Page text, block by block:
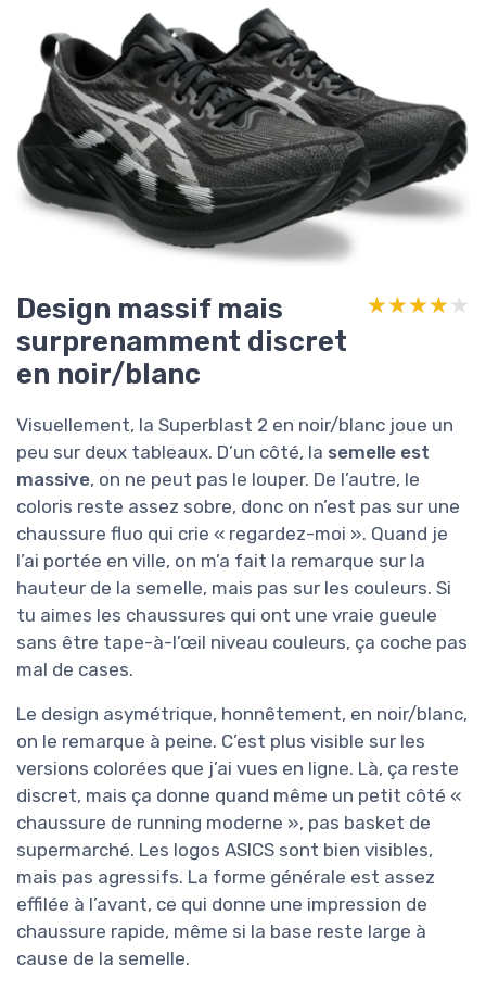
Design massif mais
surprenamment discret
en noir/blanc
★★★★★
★★★★★
Visuellement, la Superblast 2 en noir/blanc joue un
peu sur deux tableaux. D’un côté, la semelle est
massive, on ne peut pas le louper. De l’autre, le
coloris reste assez sobre, donc on n’est pas sur une
chaussure fluo qui crie « regardez-moi ». Quand je
l’ai portée en ville, on m’a fait la remarque sur la
hauteur de la semelle, mais pas sur les couleurs. Si
tu aimes les chaussures qui ont une vraie gueule
sans être tape-à-l’œil niveau couleurs, ça coche pas
mal de cases.
Le design asymétrique, honnêtement, en noir/blanc,
on le remarque à peine. C’est plus visible sur les
versions colorées que j’ai vues en ligne. Là, ça reste
discret, mais ça donne quand même un petit côté «
chaussure de running moderne », pas basket de
supermarché. Les logos ASICS sont bien visibles,
mais pas agressifs. La forme générale est assez
effilée à l’avant, ce qui donne une impression de
chaussure rapide, même si la base reste large à
cause de la semelle.